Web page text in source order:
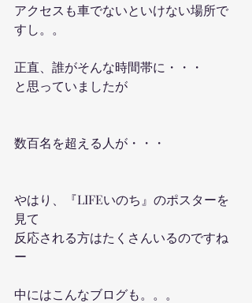
アクセスも車でないといけない場所で
すし。。
正直、誰がそんな時間帯に・・・
と思っていましたが
数百名を超える人が・・・
やはり、『LIFEいのち』のポスターを
見て
反応される方はたくさんいるのですね
ー
中にはこんなブログも。。。